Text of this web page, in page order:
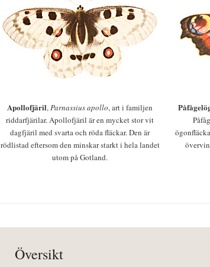
Apollofjäril,Parnassius apollo, art i familjen
riddarfjärilar. Apollofjäril är en mycket stor vit
dagfjäril med svarta och röda fläckar. Den är
rödlistad eftersom den minskar starkt i hela landet
utom på Gotland.
Översikt